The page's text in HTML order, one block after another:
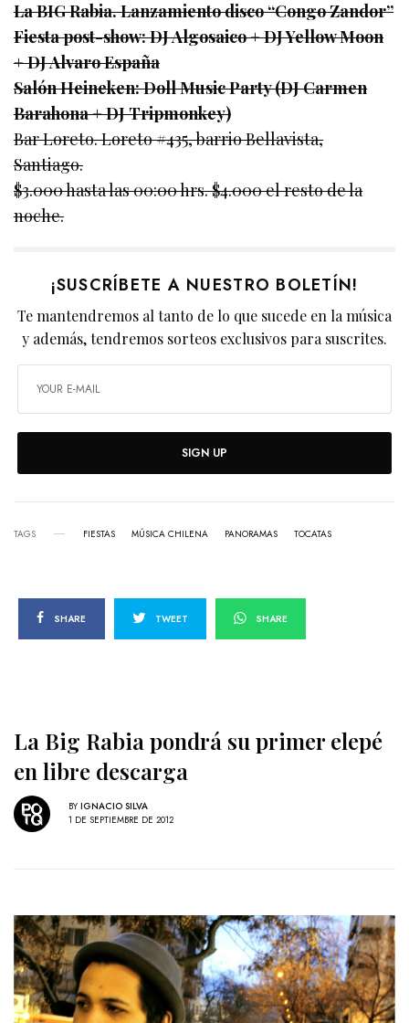
La BIG Rabia. Lanzamiento disco “Congo Zandor”
Fiesta post-show: DJ Algosaico + DJ Yellow Moon
+ DJ Alvaro España
Salón Heineken: Doll Music Party (DJ Carmen
Barahona + DJ Tripmonkey)
Bar Loreto. Loreto #435, barrio Bellavista,
Santiago.
$3.000 hasta las 00:00 hrs. $4.000 el resto de la
noche.
¡SUSCRÍBETE A NUESTRO BOLETÍN!
Te mantendremos al tanto de lo que sucede en la música
y además, tendremos sorteos exclusivos para suscrites.
SIGN UP
TAGS FIESTAS MÚSICA CHILENA PANORAMAS TOCATAS
SHARE TWEET SHARE
La Big Rabia pondrá su primer elepé
en libre descarga
BY IGNACIO SILVA
1 DE SEPTIEMBRE DE 2012